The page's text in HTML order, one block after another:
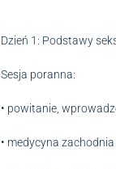
Dzień 1: Podstawy
Sesja poranna:
• powitanie,
• medycyna